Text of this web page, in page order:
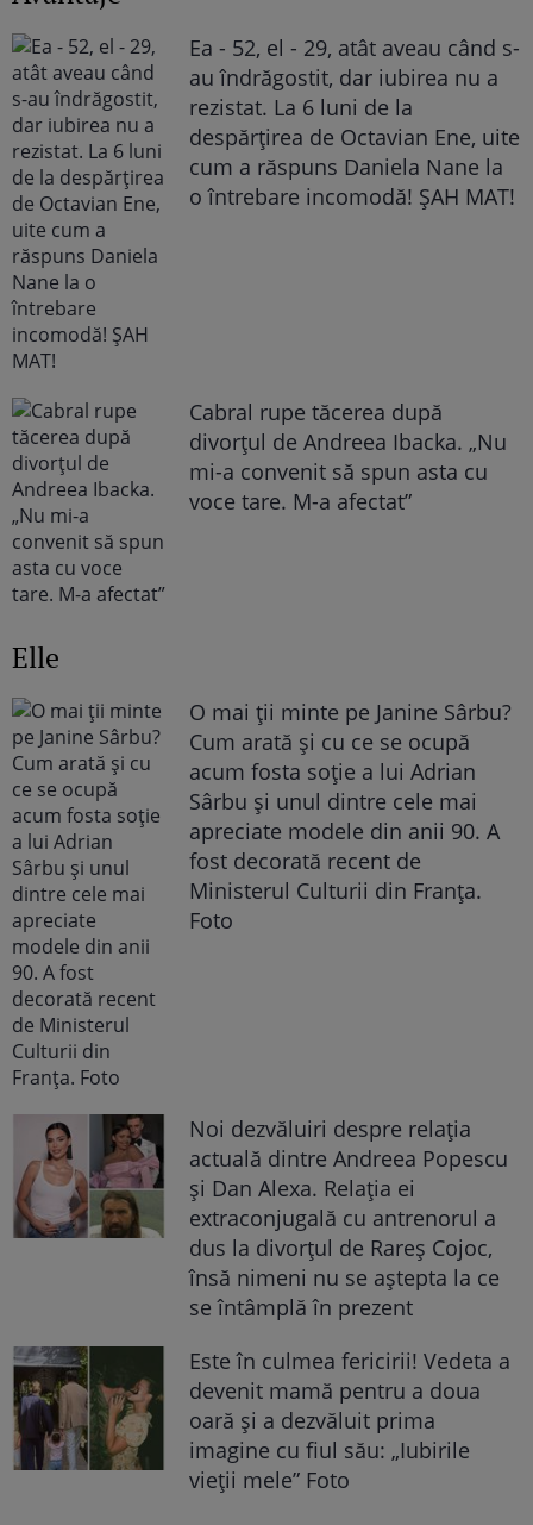
Ea - 52, el - 29, atât aveau când s-
au îndrăgostit, dar iubirea nu a
rezistat. La 6 luni de la
despărțirea de Octavian Ene, uite
cum a răspuns Daniela Nane la
o întrebare incomodă! ȘAH MAT!
Cabral rupe tăcerea după
divorțul de Andreea Ibacka. „Nu
mi-a convenit să spun asta cu
voce tare. M-a afectat”
Elle
O mai ții minte pe Janine Sârbu?
Cum arată și cu ce se ocupă
acum fosta soție a lui Adrian
Sârbu și unul dintre cele mai
apreciate modele din anii 90. A
fost decorată recent de
Ministerul Culturii din Franța.
Foto
Noi dezvăluiri despre relația
actuală dintre Andreea Popescu
și Dan Alexa. Relația ei
extraconjugală cu antrenorul a
dus la divorțul de Rareș Cojoc,
însă nimeni nu se aștepta la ce
se întâmplă în prezent
Este în culmea fericirii! Vedeta a
devenit mamă pentru a doua
oară și a dezvăluit prima
imagine cu fiul său: „Iubirile
vieții mele” Foto